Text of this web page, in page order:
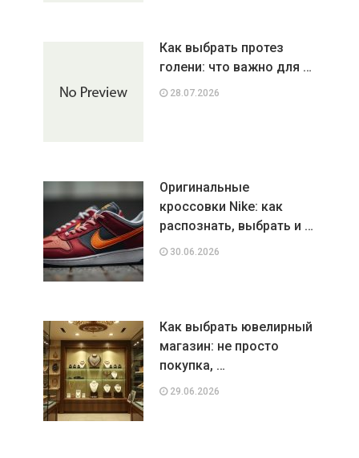
Как выбрать протез
голени: что важно для …
28.07.2026
Оригинальные
кроссовки Nike: как
распознать, выбрать и …
30.06.2026
Как выбрать ювелирный
магазин: не просто
покупка, …
29.06.2026